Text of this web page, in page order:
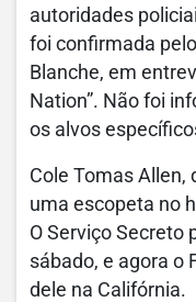
autoridades
foi confirmada
Blanche, em
Nation”. Não foi
os alvos
Cole Tomas Allen,
uma escopeta no
O Serviço Secreto
sábado, e agora o
dele na Califórnia.